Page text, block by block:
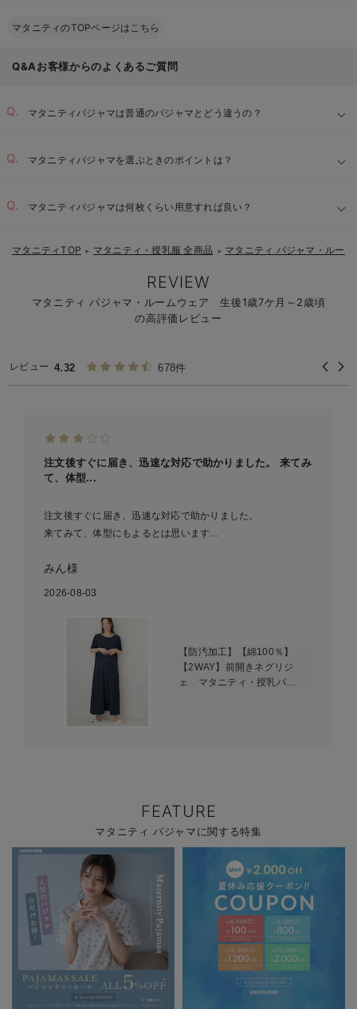
マタニティのTOPページはこちら
Q&Aお客様からのよくあるご質問
マタニティパジャマは普通のパジャマとどう違うの？
ゆったりとしたサイズと丈：
マタニティパジャマを選ぶときのポイントは？
マタニティパジャマは何枚くらい用意すれば良い？
マタニティTOP ＞ マタニティ・授乳服 全商品 ＞ マタニティ パジャマ・ルーム
REVIEW
マタニティ パジャマ・ルームウェア 生後1歳7ケ月～2歳頃
の高評価レビュー
レビュー 4.32 678件
注文後すぐに届き、迅速な対応で助かりました。 来てみ
て、体型...
注文後すぐに届き、迅速な対応で助かりました。
来てみて、体型にもよるとは思います...
みん様
2026-08-03
【防汚加工】【綿100％】
【2WAY】前開きネグリジ
ェ マタニティ・授乳パジ
FEATURE
マタニティ パジャマに関する特集